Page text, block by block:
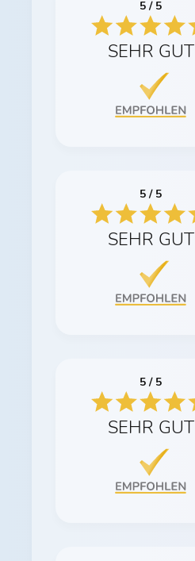
5 / 5
SEHR GUT
5 / 5
SEHR GUT
5 / 5
SEHR GUT